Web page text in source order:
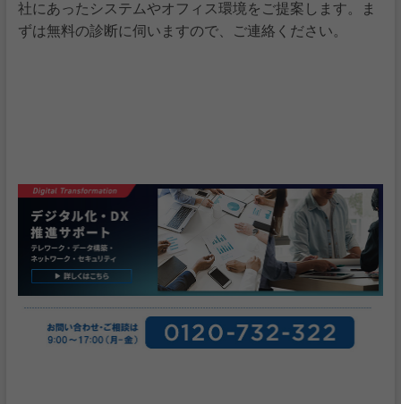
社にあったシステムやオフィス環境をご提案します。ま
ずは無料の診断に伺いますので、ご連絡ください。